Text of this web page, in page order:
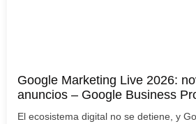
Google Marketing Live 2026:
anuncios – Google Business
El ecosistema digital no se detiene, y